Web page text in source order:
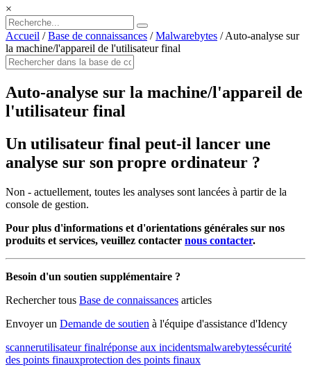
×
Accueil / Base de connaissances / Malwarebytes /Auto-analyse sur
la machine/l'appareil de l'utilisateur final
Auto-analyse sur la machine/l'appareil de
l'utilisateur final
Un utilisateur final peut-il lancer une
analyse sur son propre ordinateur ?
Non - actuellement, toutes les analyses sont lancées à partir de la
console de gestion.
Pour plus d'informations et d'orientations générales sur nos
produits et services, veuillez contacter nous contacter.
Besoin d'un soutien supplémentaire ?
Rechercher tous Base de connaissances articles
Envoyer un Demande de soutien à l'équipe d'assistance d'Idency
scannerutilisateur finalréponse aux incidentsmalwarebytessécurité
des points finauxprotection des points finaux